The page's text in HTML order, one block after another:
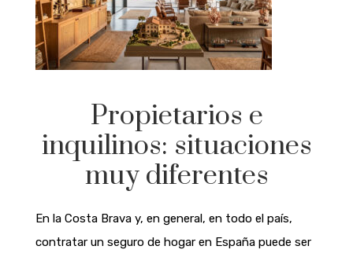
Propietarios e
inquilinos: situaciones
muy diferentes
En la Costa Brava y, en general, en todo el país,
contratar un seguro de hogar en España puede ser